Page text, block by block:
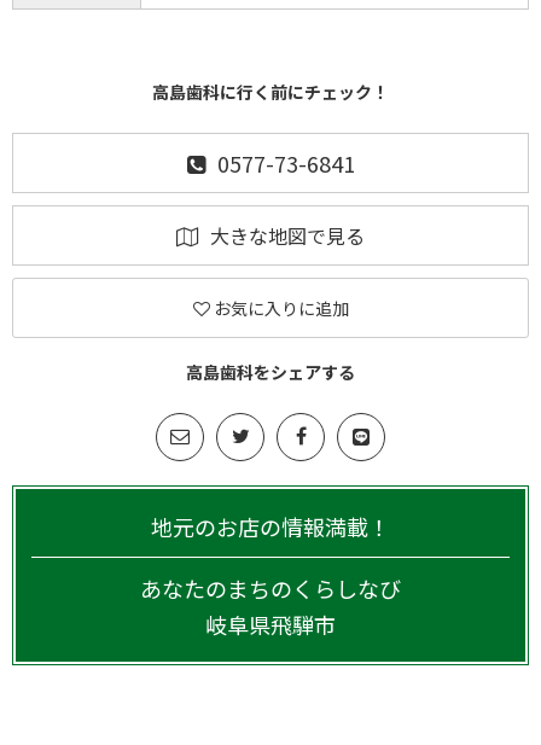
高島歯科に行く前にチェック！
0577-73-6841
大きな地図で見る
お気に入りに追加
高島歯科をシェアする
地元のお店の情報満載！
あなたのまちのくらしなび
岐阜県飛騨市